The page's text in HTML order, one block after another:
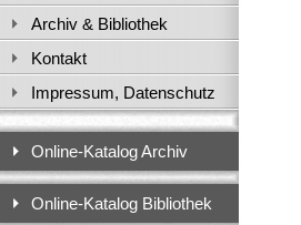
Archiv & Bibliothek
Kontakt
Impressum, Datenschutz
Online-Katalog Archiv
Online-Katalog Bibliothek